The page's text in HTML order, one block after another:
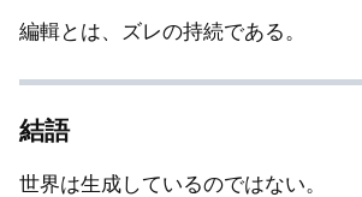
編輯とは、ズレの持続である。
結語
世界は生成しているのではない。